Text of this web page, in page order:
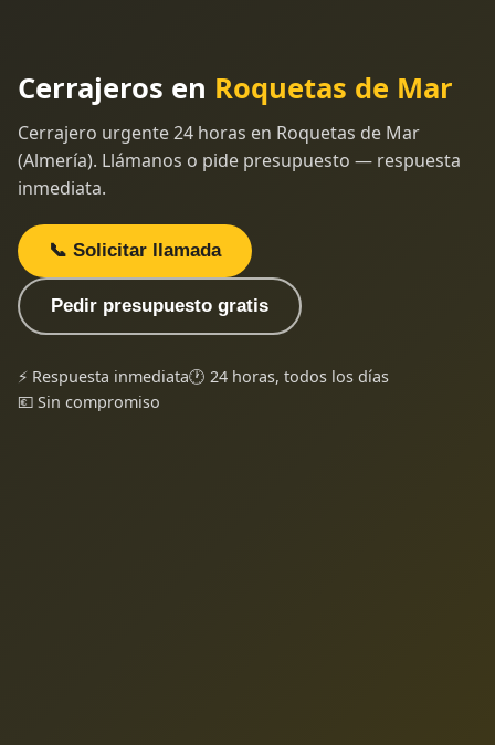
Cerrajeros en Roquetas de Mar
Cerrajero urgente 24 horas en Roquetas de Mar
(Almería). Llámanos o pide presupuesto — respuesta
inmediata.
📞 Solicitar llamada
Pedir presupuesto gratis
⚡ Respuesta inmediata🕐 24 horas, todos los días
💶 Sin compromiso